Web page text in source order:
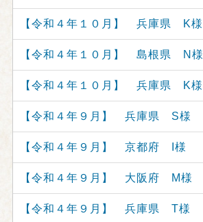
【令和４年１０月】 兵庫県 K様
【令和４年１０月】 島根県 N様
【令和４年１０月】 兵庫県 K様
【令和４年９月】 兵庫県 S様
【令和４年９月】 京都府 I様
【令和４年９月】 大阪府 M様
【令和４年９月】 兵庫県 T様